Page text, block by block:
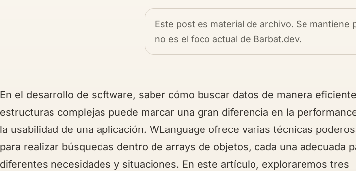
Este post es material de archivo. Se mantiene
no es el foco actual de Barbat.dev.
En el desarrollo de software, saber cómo buscar datos de manera
estructuras complejas puede marcar una gran diferencia en la
la usabilidad de una aplicación. WLanguage ofrece varias técnicas
para realizar búsquedas dentro de arrays de objetos, cada una adecuada
diferentes necesidades y situaciones. En este artículo, exploraremos tres